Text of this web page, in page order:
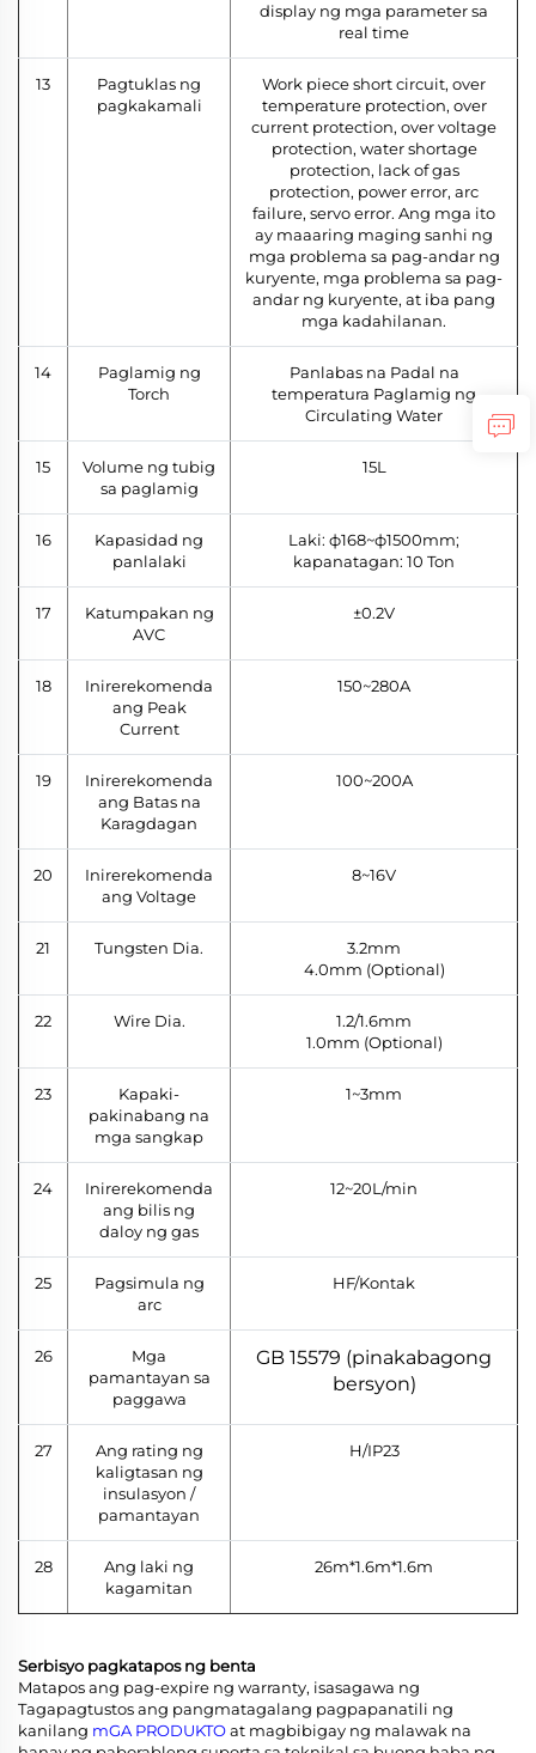
display ng mga parameter sa
real time
13
Pagtuklas ng
pagkakamali
Work piece short circuit, over
temperature protection, over
current protection, over voltage
protection, water shortage
protection, lack of gas
protection, power error, arc
failure, servo error. Ang mga ito
ay maaaring maging sanhi ng
mga problema sa pag-andar ng
kuryente, mga problema sa pag-
andar ng kuryente, at iba pang
mga kadahilanan.
14
Paglamig ng
Torch
Panlabas na Padal na
temperatura Paglamig ng
Circulating Water
15
Volume ng tubig
sa paglamig
15L
16
Kapasidad ng
panlalaki
Laki: ф168~ф1500mm;
kapanatagan: 10 Ton
17
Katumpakan ng
AVC
±0.2V
18
Inirerekomenda
ang Peak
Current
150~280A
19
Inirerekomenda
ang Batas na
Karagdagan
100~200A
20
Inirerekomenda
ang Voltage
8~16V
21 Tungsten Dia.
3.2mm
4.0mm (Optional)
22 Wire Dia.
1.2/1.6mm
1.0mm (Optional)
23
Kapaki-
pakinabang na
mga sangkap
1~3mm
24
Inirerekomenda
ang bilis ng
daloy ng gas
12~20L/min
25
Pagsimula ng
arc
HF/Kontak
26
Mga
pamantayan sa
paggawa
GB 15579 (pinakabagong
bersyon)
27
Ang rating ng
kaligtasan ng
insulasyon /
pamantayan
H/IP23
28
Ang laki ng
kagamitan
26m*1.6m*1.6m
Serbisyo pagkatapos ng benta
Matapos ang pag-expire ng warranty, isasagawa ng
Tagapagtustos ang pangmatagalang pagpapanatili ng
kanilang mGA PRODUKTOat magbibigay ng malawak na